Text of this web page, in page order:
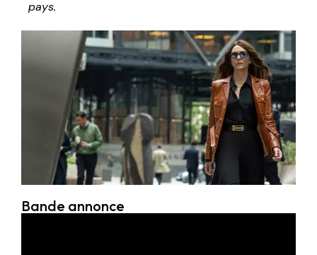
pays.
Bande annonce